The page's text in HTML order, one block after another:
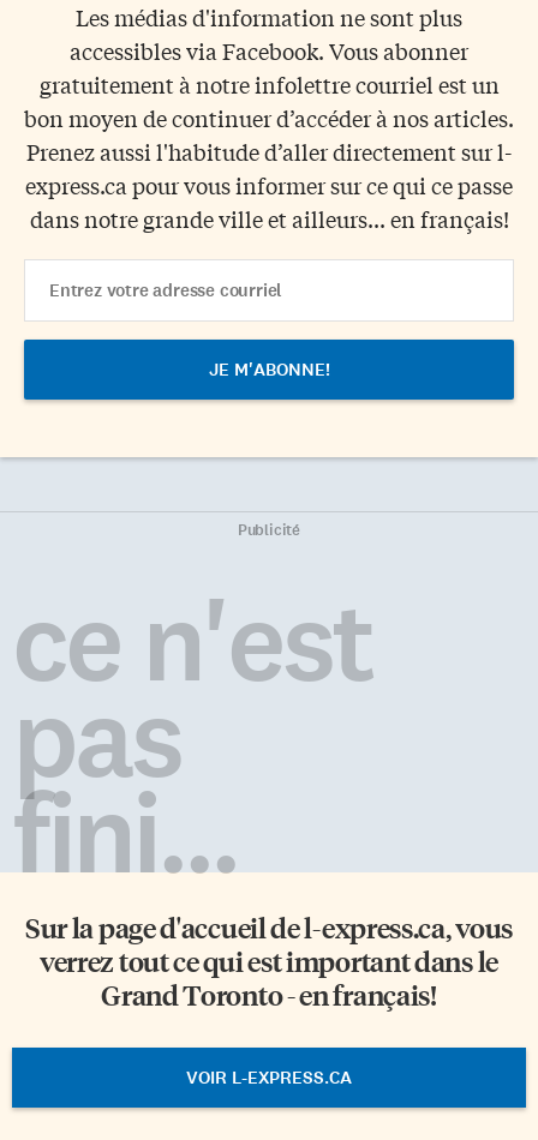
Les médias d'information ne sont plus
accessibles via Facebook. Vous abonner
gratuitement à notre infolettre courriel est un
bon moyen de continuer d’accéder à nos articles.
Prenez aussi l'habitude d’aller directement sur l-
express.ca pour vous informer sur ce qui ce passe
dans notre grande ville et ailleurs... en français!
Address
Publicité
ce n'est
pas
fini...
Sur la page d'accueil del-express.ca, vous
verrez tout ce qui est important dans le
Grand Toronto - en français!
VOIR L-EXPRESS.CA